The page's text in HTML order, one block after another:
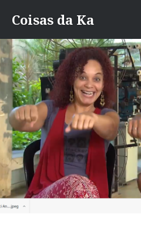
para
conteúdo
Coisas da Ka